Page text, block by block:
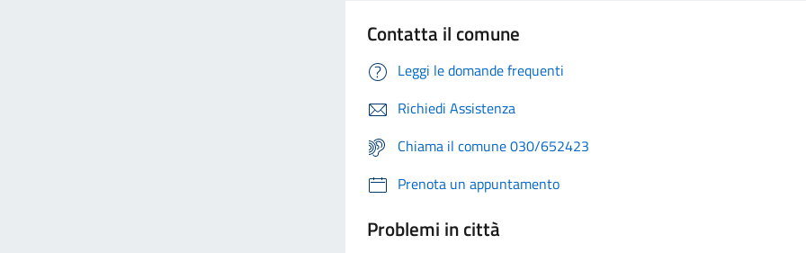
Contatta il comune
Leggi le domande frequenti
Richiedi Assistenza
Chiama il comune 030/652423
Prenota un appuntamento
Problemi in città